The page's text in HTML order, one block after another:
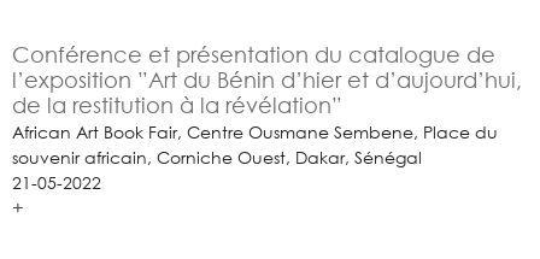
Conférence et présentation du catalogue de
l’exposition ”Art du Bénin d’hier et d’aujourd’hui,
de la restitution à la révélation”
African Art Book Fair, Centre Ousmane Sembene, Place du
souvenir africain, Corniche Ouest, Dakar, Sénégal
21-05-2022
+